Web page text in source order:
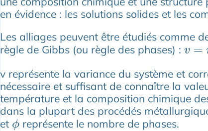
en évidence : les solutions solides et les
Les alliages peuvent être étudiés comme
règle de Gibbs (ou règle des phases) : v=n+
v représente la variance du système et
nécessaire et suffisant de connaître la
température et la composition chimique
dans la plupart des procédés
et ϕreprésente le nombre de phases.